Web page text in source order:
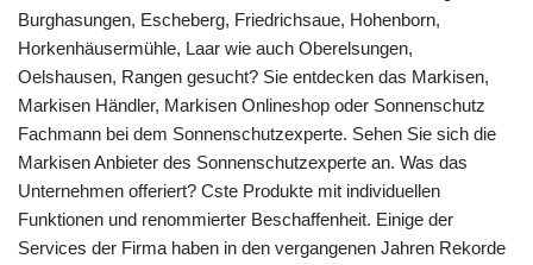
Burghasungen, Escheberg, Friedrichsaue, Hohenborn,
Horkenhäusermühle, Laar wie auch Oberelsungen,
Oelshausen, Rangen gesucht? Sie entdecken das Markisen,
Markisen Händler, Markisen Onlineshop oder Sonnenschutz
Fachmann bei dem Sonnenschutzexperte. Sehen Sie sich die
Markisen Anbieter des Sonnenschutzexperte an. Was das
Unternehmen offeriert? Cste Produkte mit individuellen
Funktionen und renommierter Beschaffenheit. Einige der
Services der Firma haben in den vergangenen Jahren Rekorde